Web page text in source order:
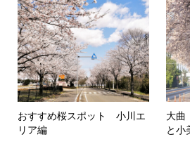
おすすめ桜スポット 小川エ
リア編
大曲
と小